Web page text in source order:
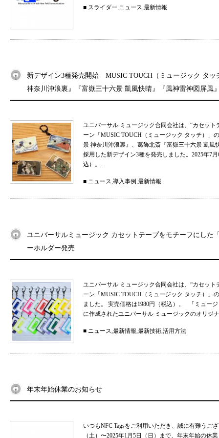
■ スライダー,ニュース,最新情報
新デザイン3種発売開始 MUSIC TOUCH（ミュージック タッ
神奈川沖浪裏』『富嶽三十六景 凱風快晴』『風神雷神図屏風
ユニバーサル ミュージック合同会社は、“カセッ
ーン「MUSIC TOUCH（ミュージック タッチ）」
景 神奈川沖浪裏』、葛飾北斎『富嶽三十六景 凱
採用した新デザイン3種を発売しました。2025年7
込）。...
■ ニュース,導入事例,最新情報
ユニバーサルミュージック カセットテープをモチーフにした
ーホルダー発売
ユニバーサル ミュージック合同会社は、“カセッ
ーン「MUSIC TOUCH（ミュージック タッチ）」
ました。 実売価格は1980円（税込）。 「ミュー
に作成されたユニバーサル ミュージックのオリジ
■ ニュース,最新情報,最新技術,活用方法
年末年始休業のお知らせ
いつもNFC Tagsをご利用いただき、誠に有難う
（土）〜2025年1月5日（日）まで、年末年始の